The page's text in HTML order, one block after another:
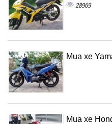
28969
Mua xe
Mua xe